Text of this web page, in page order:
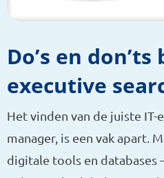
Do’s en don’ts
executive
Het vinden van de juiste
manager, is een vak apart.
digitale tools en databases